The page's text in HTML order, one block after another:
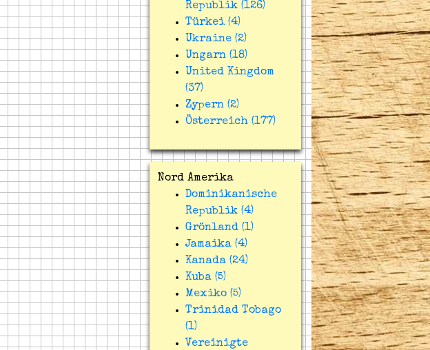
Republik (126)
Türkei (4)
Ukraine (2)
Ungarn (18)
United Kingdom
(37)
Zypern (2)
Österreich (177)
Nord Amerika
Dominikanische
Republik (4)
Grönland (1)
Jamaika (4)
Kanada (24)
Kuba (5)
Mexiko (5)
Trinidad Tobago
(1)
Vereinigte